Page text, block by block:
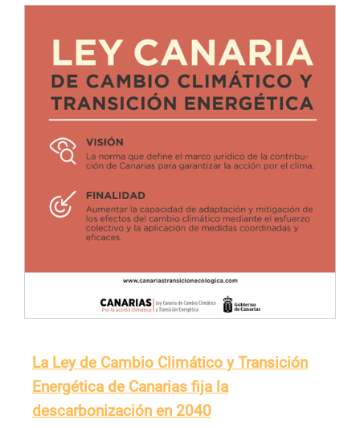
La Ley de Cambio Climático y Transición
Energética de Canarias fija la
descarbonización en 2040